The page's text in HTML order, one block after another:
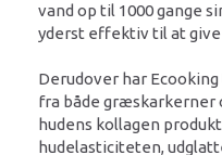
vand op til 1000 gange
yderst effektiv til at give
Derudover har
fra både græskarkerner
hudens kollagen
hudelasticiteten,